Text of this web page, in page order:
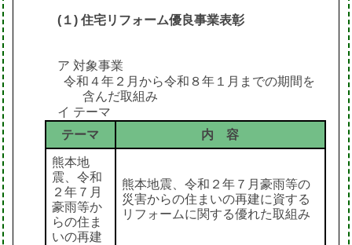
(１) 住宅リフォーム優良事業表彰
ア 対象事業
令和４年２月から令和８年１月までの期間を
含んだ取組み
イ テーマ
テーマ
内 容
熊本地
震、令和
２年７月
豪雨等か
らの住ま
いの再建
熊本地震、令和２年７月豪雨等の
災害からの住まいの再建に資する
リフォームに関する優れた取組み